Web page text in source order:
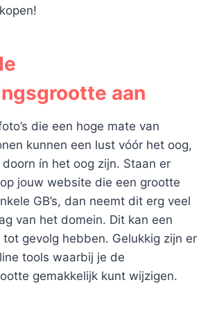
aan
die een hoge mate van
kunnen een lust vóór het oog,
ín het oog zijn. Staan er
jouw website die een grootte
GB’s, dan neemt dit erg veel
van het domein. Dit kan een
gevolg hebben. Gelukkig zijn er
tools waarbij je de
gemakkelijk kunt wijzigen.